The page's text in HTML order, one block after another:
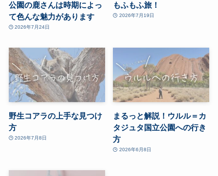
公園の鹿さんは時期によっ
て色んな魅力があります
2026年7月24日
もふもふ旅！
2026年7月19日
野生コアラの上手な見つけ
方
2026年7月8日
まるっと解説！ウルル＝カ
タジュタ国立公園への行き
方
2026年6月8日